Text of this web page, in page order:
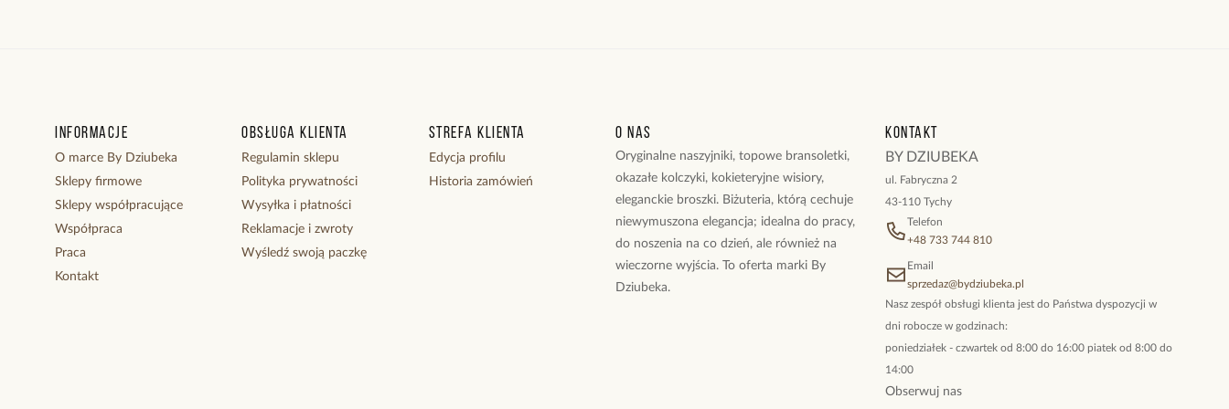
Informacje
O marce By Dziubeka
Sklepy firmowe
Sklepy współpracujące
Współpraca
Praca
Kontakt
Obsługa klienta
Regulamin sklepu
Polityka prywatności
Wysyłka i płatności
Reklamacje i zwroty
Wyśledź swoją paczkę
Strefa klienta
Edycja profilu
Historia zamówień
O nas
Oryginalne naszyjniki, topowe bransoletki,
okazałe kolczyki, kokieteryjne wisiory,
eleganckie broszki. Biżuteria, którą cechuje
niewymuszona elegancja; idealna do pracy,
do noszenia na co dzień, ale również na
wieczorne wyjścia. To oferta marki By
Dziubeka.
Kontakt
BY DZIUBEKA
ul. Fabryczna 2
43-110 Tychy
Telefon
+48 733 744 810
Email
sprzedaz@bydziubeka.pl
Nasz zespół obsługi klienta jest do Państwa dyspozycji w
dni robocze w godzinach:
poniedziałek - czwartek od 8:00 do 16:00 piatek od 8:00 do
14:00
Obserwuj nas